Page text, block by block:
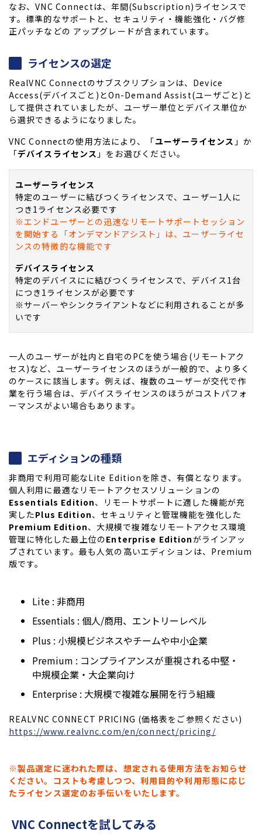
なお、VNC Connectは、年間(Subscription)ライセンスで
す。標準的なサポートと、セキュリティ・機能強化・バグ修
正パッチなどの アップグレードが含まれています。
ライセンスの選定
RealVNC Connectのサブスクリプションは、Device
Access(デバイスごと)とOn-Demand Assist(ユーザごと)と
して提供されていましたが、ユーザー単位とデバイス単位か
ら選択できるようになりました。
VNC Connectの使用方法により、「ユーザーライセンス 」か
「デバイスライセンス 」をお選びください。
ユーザーライセンス
特定のユーザーに結びつくライセンスで、ユーザー1人に
つき1ライセンス必要です
※エンドユーザーとの迅速なリモートサポートセッション
を開始する「オンデマンドアシスト」は、ユーザーライセ
ンスの特徴的な機能です
デバイスライセンス
特定のデバイスにに結びつくライセンスで、デバイス1台
につき1ライセンスが必要です
※サーバーやシンクライアントなどに利用されることが多
いです
一人のユーザーが社内と自宅のPCを使う場合(リモートアク
セス)など、ユーザーライセンスのほうが一般的で、より多く
のケースに該当します。例えば、複数のユーザーが交代で作
業を行う場合は、デバイスライセンスのほうがコストパフォ
ーマンスがよい場合もあります。
エディションの種類
非商用で利用可能なLite Editionを除き、有償となります。
個人利用に最適なリモートアクセスソリューションの
Essentials Edition、リモートサポートに適した機能が充
実したPlus Edition、セキュリティと管理機能を強化した
Premium Edition、大規模で複雑なリモートアクセス環境
管理に特化した最上位のEnterprise Editionがラインアッ
プされています。最も人気の高いエディションは、Premium
版です。
Lite : 非商用
Essentials : 個人/商用、エントリーレベル
Plus : 小規模ビジネスやチームや中小企業
Premium : コンプライアンスが重視される中堅・
中規模企業・大企業向け
Enterprise : 大規模で複雑な展開を行う組織
REALVNC CONNECT PRICING (価格表をご参照ください)
https://www.realvnc.com/en/connect/pricing/
※製品選定に迷われた際は、想定される使用方法をお知らせ
ください。コストも考慮しつつ、利用目的や利用形態に応じ
たライセンス選定のお手伝いをいたします。
VNC Connectを試してみる